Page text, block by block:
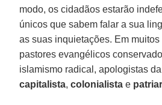
modo, os cidadãos estarão
únicos que sabem falar a sua
as suas inquietações. Em
pastores evangélicos
islamismo radical, apologistas
capitalista,colonialista e